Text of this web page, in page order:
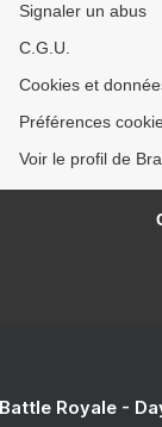
Signaler un abus
C.G.U.
Cookies et
Préférences
Voir le profil de
Royale -